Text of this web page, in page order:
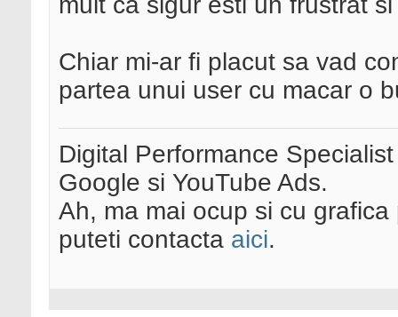
Chiar mi-ar fi placut sa vad
partea unui user cu macar o
Digital Performance
Google si YouTube Ads.
Ah, ma mai ocup si cu
puteti contacta aici.